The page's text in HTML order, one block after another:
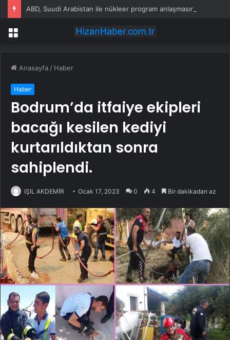
Menü
Anasayfa / Haber
Haber
Bodrum’da itfaiye ekipleri
bacağı kesilen kediyi
kurtarıldıktan sonra
sahiplendi.
IŞIL AKDEMİR Ocak 17, 2023 0 4 Bir dakikadan az